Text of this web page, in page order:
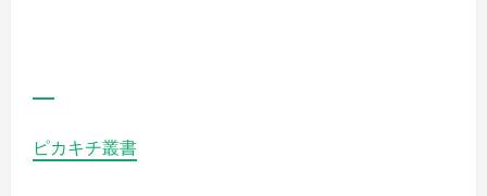
ピカキチ叢書